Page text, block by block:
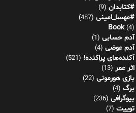
#کتابدان (9)
#مهسا_امینی (487)
Book(4)
آدم حسابی (1)
آدم عوضی (4)
آکنده‌های پراکنده! (521)
اثر عمر (13)
بازی هورمونی (22)
برگ (4)
بیوگرافی (236)
توییت (7)